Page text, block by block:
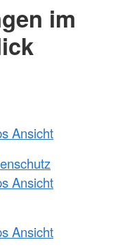
im
Ansicht
Ansicht
Ansicht